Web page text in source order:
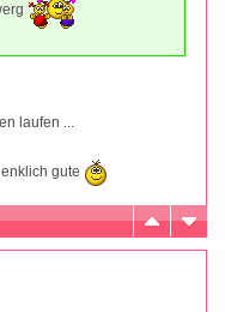
laufen ...
gute